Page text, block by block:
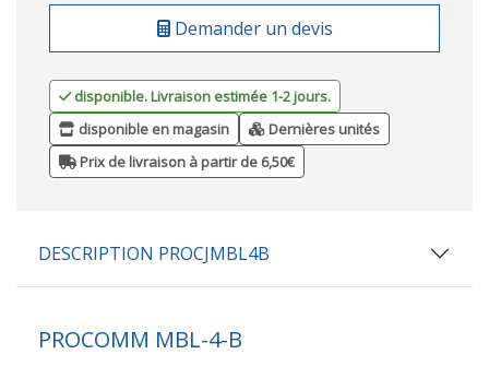
Demander un devis
disponible. Livraison estimée 1-2 jours.
disponible en magasin
Dernières unités
Prix de livraison à partir de 6,50€
DESCRIPTION PROCJMBL4B
PROCOMM MBL-4-B